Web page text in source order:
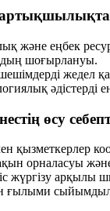
және еңбек
шоғырлануы.
жедел
әдістерді
өсу
қызметкерлер
орналасуы
жүргізу арқылы
ғылыми